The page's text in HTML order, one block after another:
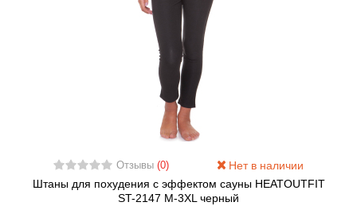
Отзывы (0)
Нет в наличии
Штаны для похудения с эффектом сауны HEATOUTFIT
ST-2147 M-3XL черный